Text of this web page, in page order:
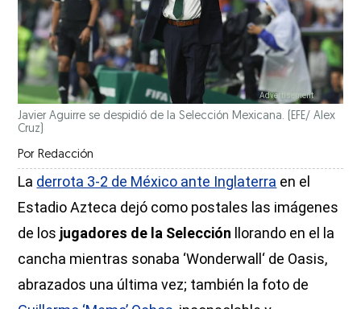
Javier Aguirre se despidió de la Selección Mexicana. (EFE/ Alex
Cruz)
Por Redacción
La derrota 3-2 de México ante Inglaterra en el
Estadio Azteca dejó como postales las imágenes
de los jugadores de la Selección llorando en el la
cancha mientras sonaba ‘Wonderwall‘ de Oasis,
abrazados una última vez; también la foto de